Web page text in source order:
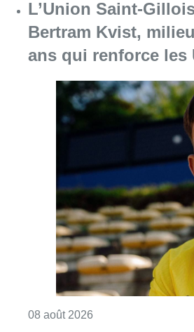
L’Union Saint-
Bertram Kvist,
ans qui renforce les
08 août 2026